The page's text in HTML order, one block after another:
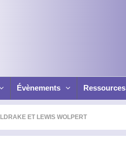
Évènements Ressources
ET LEWIS WOLPERT